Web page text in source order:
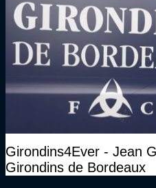
Girondins4Ever - Jean
Girondins de Bordeaux